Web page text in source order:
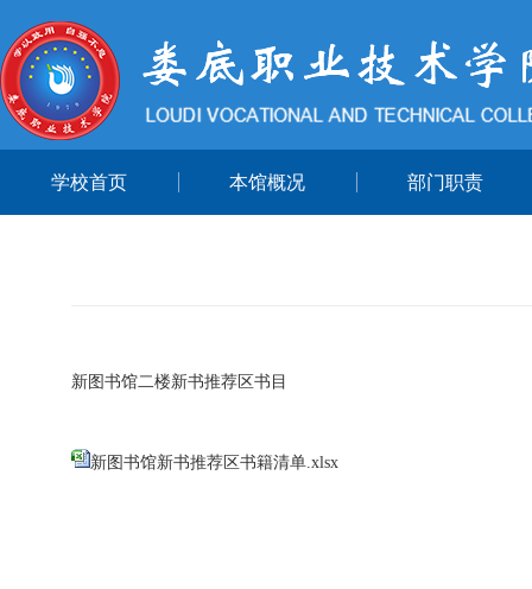
学校首页 本馆概况 部门职责
新图书馆二楼新书推荐区书目
新图书馆新书推荐区书籍清单.xlsx